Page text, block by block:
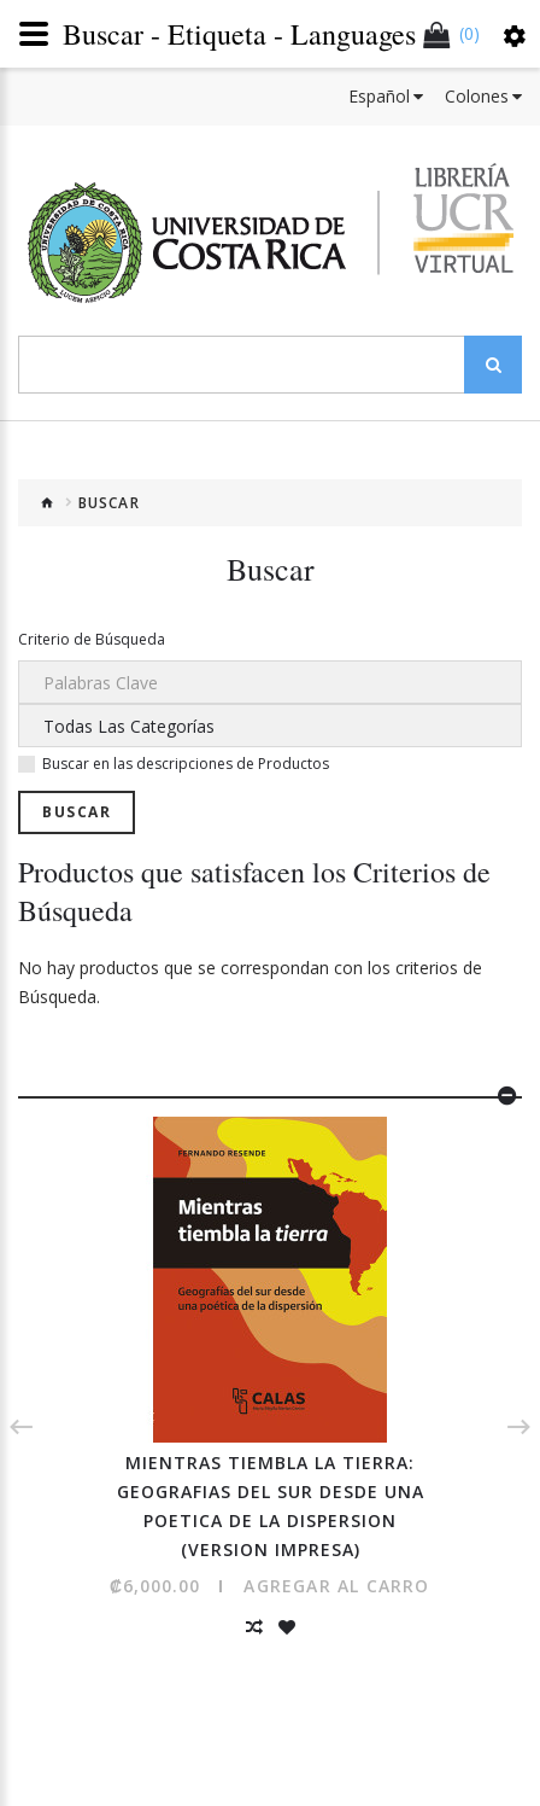
(0)
Colones
Español
BUSCAR
Buscar
Criterio de Búsqueda
Buscar en las descripciones de Productos
Productos que satisfacen los Criterios de
Búsqueda
No hay productos que se correspondan con los criterios de
Búsqueda.
MIENTRAS TIEMBLA LA TIERRA:
GEOGRAFIAS DEL SUR DESDE UNA
POETICA DE LA DISPERSION
(VERSION IMPRESA)
₡6,000.00
AGREGAR AL CARRO
Buscar - Etiqueta - Languages